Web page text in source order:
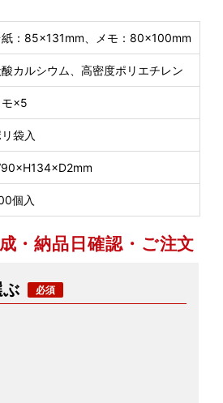
紙：85×131mm、メモ：80×100mm
酸カルシウム、高密度ポリエチレン
モ×5
袋入
個入
・納品日確認・ご注文